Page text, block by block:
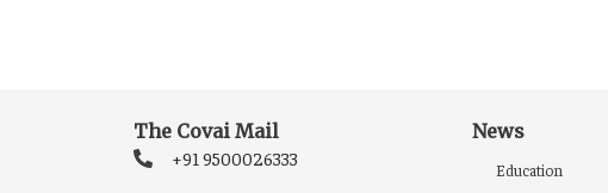
The Covai Mail
+91 9500026333
News
Education